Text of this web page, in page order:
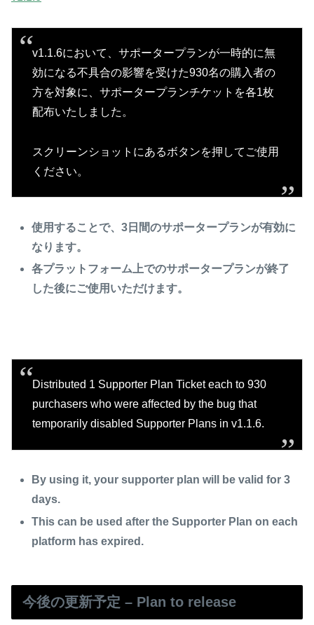
v1.1.6において、サポータープランが一時的に無
効になる不具合の影響を受けた930名の購入者の
方を対象に、サポータープランチケットを各1枚
配布いたしました。
スクリーンショットにあるボタンを押してご使用
ください。
使用することで、3日間のサポータープランが有効に
なります。
各プラットフォーム上でのサポータープランが終了
した後にご使用いただけます。
Distributed 1 Supporter Plan Ticket each to 930
purchasers who were affected by the bug that
temporarily disabled Supporter Plans in v1.1.6.
By using it, your supporter plan will be valid for 3
days.
This can be used after the Supporter Plan on each
platform has expired.
今後の更新予定 – Plan to release